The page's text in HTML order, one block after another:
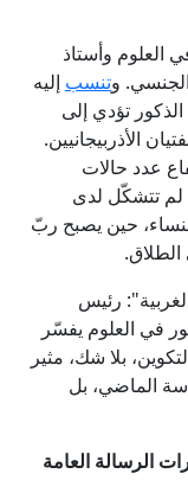
العلوم وأستاذ
وتنسب إليه
تؤدي إلى
الأذربيجانيين.
عدد حالات
لم تتشكّل لدى
حين يصبح ربّ
الطلاق.
رئيس
في العلوم يفسّر
بلا شك، مثير
الماضي، بل
الرسالة العامة